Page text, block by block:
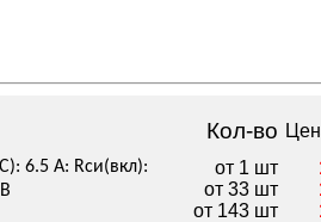
6.5 А: Rси(вкл):
Кол-во
от 1 шт
от 33 шт
от 143 шт